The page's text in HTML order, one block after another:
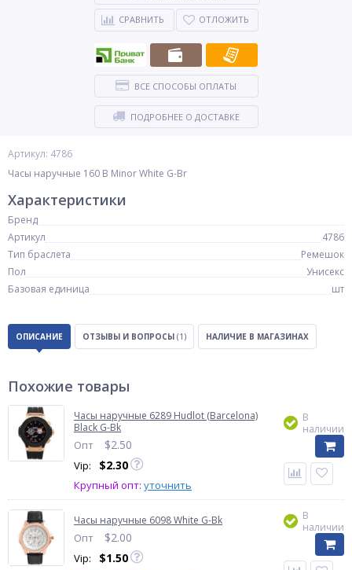
Артикул: 4786
Часы наручные 160 B Minor White G-Br
СРАВНИТЬ ОТЛОЖИТЬ
ВСЕ СПОСОБЫ ОПЛАТЫ
ПОДРОБНЕЕ О ДОСТАВКЕ
Характеристики
Бренд
Артикул
4786
Тип браслета
Ремешок
Пол
Унисекс
Базовая единица
шт
ОПИСАНИЕ ОТЗЫВЫ И ВОПРОСЫ (1) НАЛИЧИЕ В МАГАЗИНАХ
Похожие товары
Часы наручные 6289 Hudlot (Barcelona)
Black G-Bk
Опт $2.50
Vip: $2.30
Крупный опт: уточнить
В
наличии
Часы наручные 6098 White G-Bk
Опт $2.00
Vip: $1.50
В
наличии